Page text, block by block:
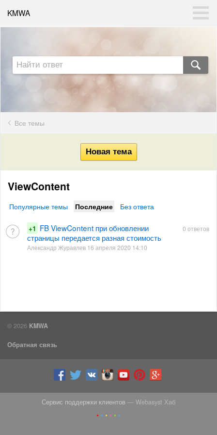
KMWA
Все темы
ViewContent
Популярные темы Последние Без ответа
+1 FB ViewContent при обновлении
страницы передается разная стоимость
Александр Журавлев 16 апреля 2020 14:10
0 ответов
© 2026 KMWA
Обратная связь
Сервис поддержки клиентов — Webasyst Хаб